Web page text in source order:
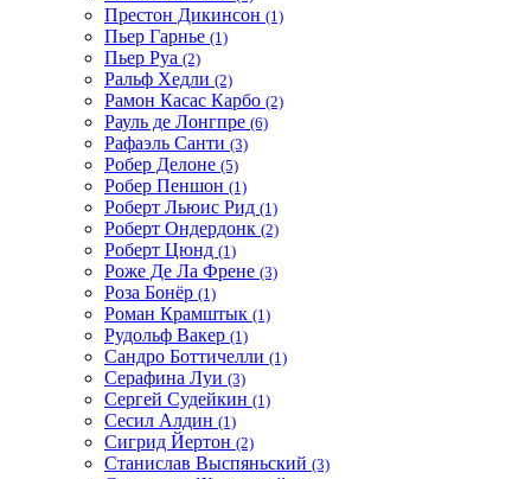
Престон Дикинсон (1)
Пьер Гарнье (1)
Пьер Руа (2)
Ральф Хедли (2)
Рамон Касас Карбо (2)
Рауль де Лонгпре (6)
Рафаэль Санти (3)
Робер Делоне (5)
Робер Пеншон (1)
Роберт Льюис Рид (1)
Роберт Ондердонк (2)
Роберт Цюнд (1)
Роже Де Ла Френе (3)
Роза Бонёр (1)
Роман Крамштык (1)
Рудольф Вакер (1)
Сандро Боттичелли (1)
Серафина Луи (3)
Сергей Судейкин (1)
Сесил Алдин (1)
Сигрид Йертон (2)
Станислав Выспяньский (3)